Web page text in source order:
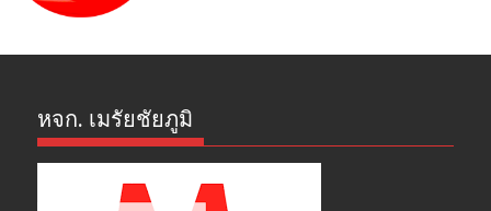
หจก. เมรัยชัยภูมิ